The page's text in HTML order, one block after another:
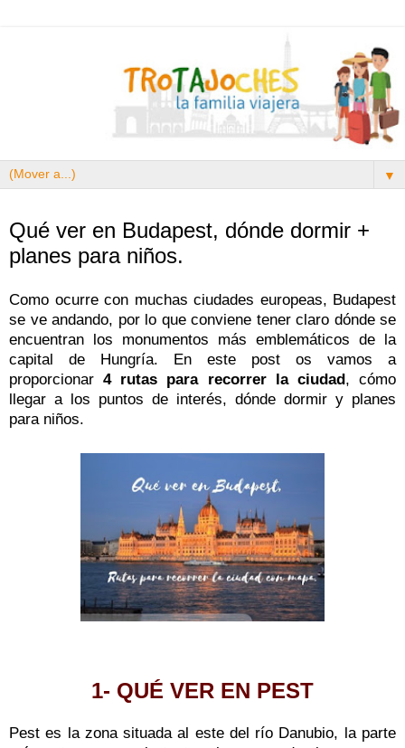
▼
Qué ver en Budapest, dónde dormir +
planes para niños.
Como ocurre con muchas ciudades europeas, Budapest
se ve andando, por lo que conviene tener claro dónde se
encuentran los monumentos más emblemáticos de la
capital de Hungría. En este post os vamos a
proporcionar4 rutas para recorrer la ciudad, cómo
llegar a los puntos de interés, dónde dormir y planes
para niños.
1- QUÉ VER EN PEST
Pest es la zona situada al este del río Danubio, la parte